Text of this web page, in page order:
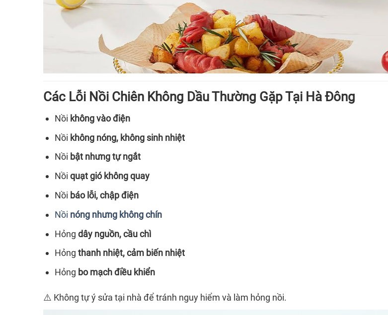
Các Lỗi Nồi Chiên Không Dầu Thường Gặp Tại Hà Đông
Nồi không vào điện
Nồi không nóng, không sinh nhiệt
Nồi bật nhưng tự ngắt
Nồiquạt gió không quay
Nồi báo lỗi, chập điện
Nồi nóng nhưng không chín
Hỏngdây nguồn, cầu chì
Hỏngthanh nhiệt, cảm biến nhiệt
Hỏng bo mạch điều khiển
⚠️ Không tự ý sửa tại nhà để tránh nguy hiểm và làm hỏng nồi.